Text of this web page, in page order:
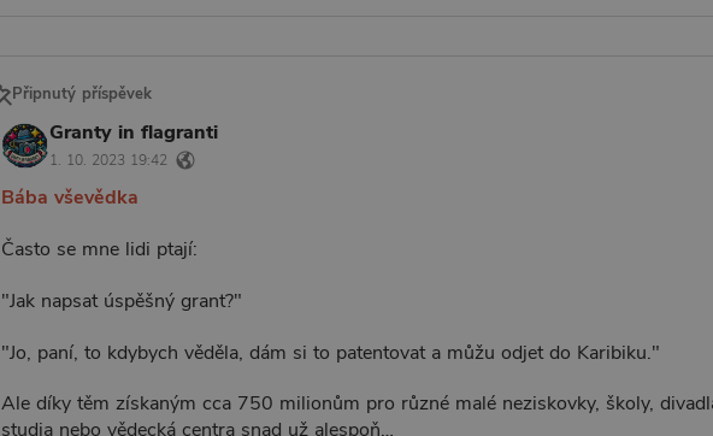
Připnutý příspěvek
Granty in flagranti
1. 10. 2023 19:42
Bába vševědka
Často se mne lidi ptají:
"Jak napsat úspěšný grant?"
"Jo, paní, to kdybych věděla, dám si to patentovat a můžu odjet do Karibiku."
Ale díky těm získaným cca 750 milionům pro různé malé neziskovky, školy,
studia nebo vědecká centra snad už alespoň…